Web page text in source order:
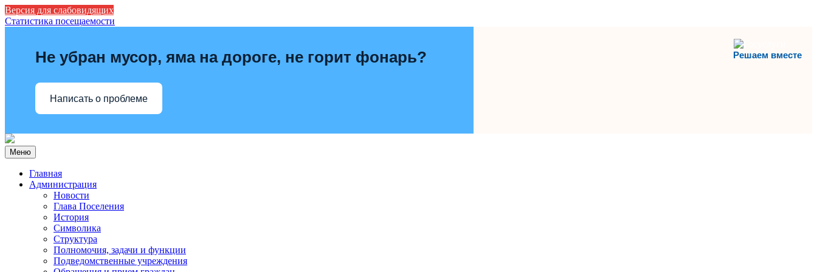
Версия для слабовидящих
Статистика посещаемости
Решаем вместе
Не убран мусор, яма на дороге, не горит фонарь?
Написать о проблеме
Меню
Главная
Администрация
Новости
Глава Поселения
История
Символика
Структура
Полномочия, задачи и функции
Подведомственные учреждения